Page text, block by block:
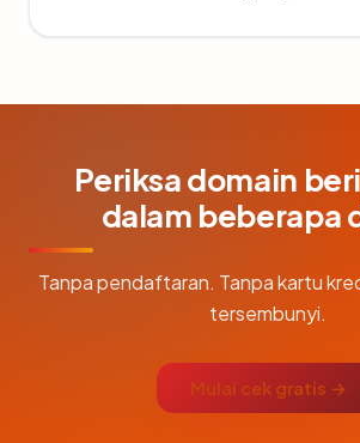
Periksa domain
dalam beberapa
Tanpa pendaftaran. Tanpa kartu
tersembunyi.
Mulai cek gratis →